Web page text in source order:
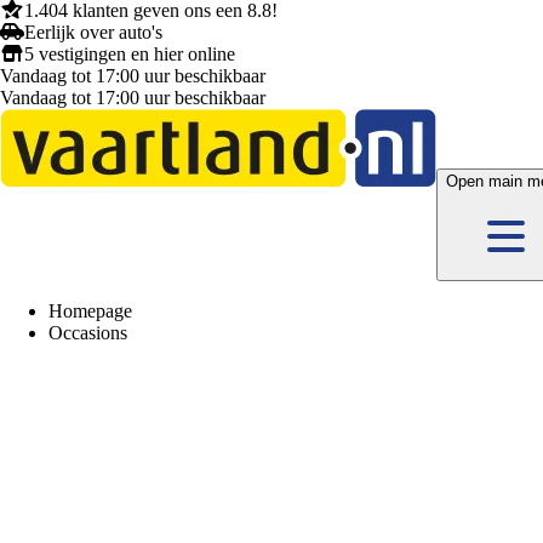
1.404 klanten geven ons een 8.8!
Eerlijk over auto's
5 vestigingen en hieronline
Vandaag tot 17:00 uur beschikbaar
Vandaag tot 17:00 uur beschikbaar
Open main
Homepage
Occasions